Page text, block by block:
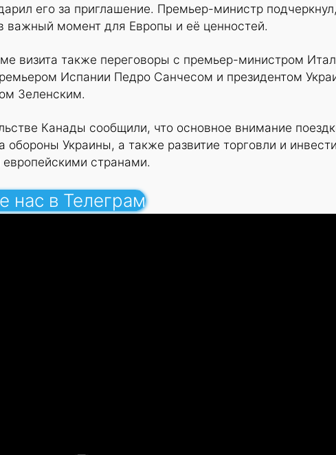
его за приглашение. Премьер-министр
важный момент для Европы и её ценностей.
визита также переговоры с премьер-министром
Испании Педро Санчесом и президентом
Зеленским.
Канады сообщили, что основное внимание
обороны Украины, а также развитие торговли и
странами.
нас в Телеграм